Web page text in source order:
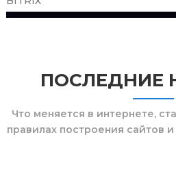
ПОСЛЕДНИЕ
Что меняется в интернете,
правилах построения сайтов